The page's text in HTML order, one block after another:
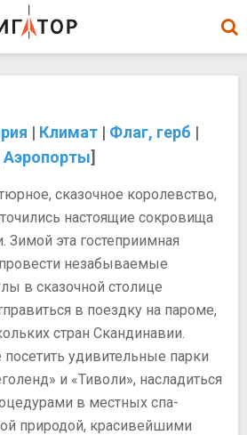
| Климат | Флаг, герб |
Аэропорты]
сказочное королевство,
настоящие сокровища
Зимой эта гостеприимная
незабываемые
в сказочной столице
в поездку на пароме,
стран Скандинавии.
удивительные парки
и «Тиволи», насладиться
в местных спа-
природой, красивейшими